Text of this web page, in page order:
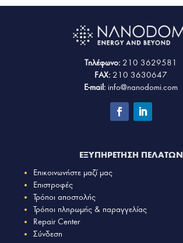
Τηλέφωνο: 210 3629581
FAX: 210 3630647
E-mail: info@nanodomi.com
ΕΞΥΠΗΡΕΤΗΣΗ ΠΕΛΑΤΩΝ
Επικοινωνήστε μαζί μας
Επιστροφές
Τρόποι αποστολής
Τρόποι πληρωμής & παραγγελίας
Repair Center
Σύνδεση